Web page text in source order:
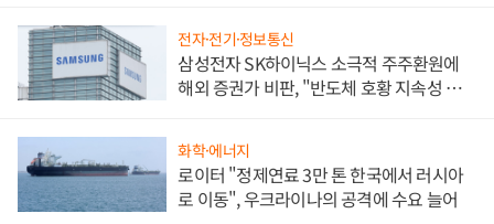
전자·전기·정보통신
삼성전자 SK하이닉스 소극적 주주환원에
해외 증권가 비판, "반도체 호황 지속성 의
화학·에너지
로이터 "정제연료 3만 톤 한국에서 러시아
로 이동", 우크라이나의 공격에 수요 늘어